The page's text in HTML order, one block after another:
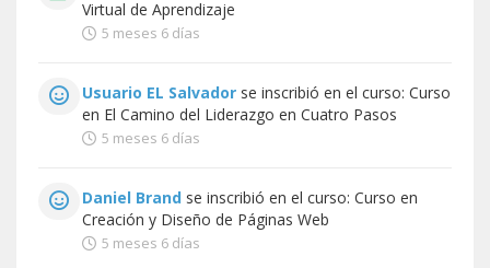
Virtual de Aprendizaje
5 meses 6 días
Usuario EL Salvador se inscribió en el curso: Curso
en El Camino del Liderazgo en Cuatro Pasos
5 meses 6 días
Daniel Brand se inscribió en el curso: Curso en
Creación y Diseño de Páginas Web
5 meses 6 días